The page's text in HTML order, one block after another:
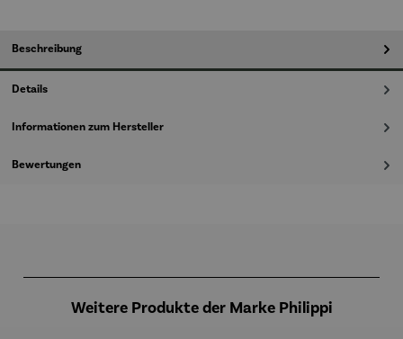
Beschreibung
Details
Informationen zum Hersteller
Bewertungen
Weitere Produkte der Marke Philippi